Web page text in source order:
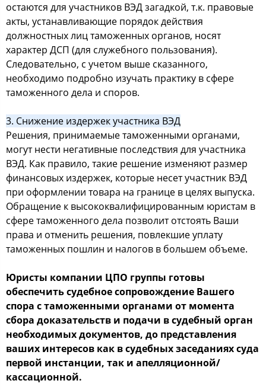
остаются для участников ВЭД загадкой, т.к. правовые
акты, устанавливающие порядок действия
должностных лиц таможенных органов, носят
характер ДСП (для служебного пользования).
Следовательно, с учетом выше сказанного,
необходимо подробно изучать практику в сфере
таможенного дела и споров.
3. Снижение издержек участника ВЭД
Решения, принимаемые таможенными органами,
могут нести негативные последствия для участника
ВЭД. Как правило, такие решение изменяют размер
финансовых издержек, которые несет участник ВЭД
при оформлении товара на границе в целях выпуска.
Обращение к высококвалифицированным юристам в
сфере таможенного дела позволит отстоять Ваши
права и отменить решения, повлекшие уплату
таможенных пошлин и налогов в большем объеме.
Юристы компании ЦПО группы готовы
обеспечить судебное сопровождение Вашего
спора с таможенными органами от момента
сбора доказательств и подачи в судебный орган
необходимых документов, до представления
ваших интересов как в судебных заседаниях суда
первой инстанции, так и апелляционной/
кассационной.